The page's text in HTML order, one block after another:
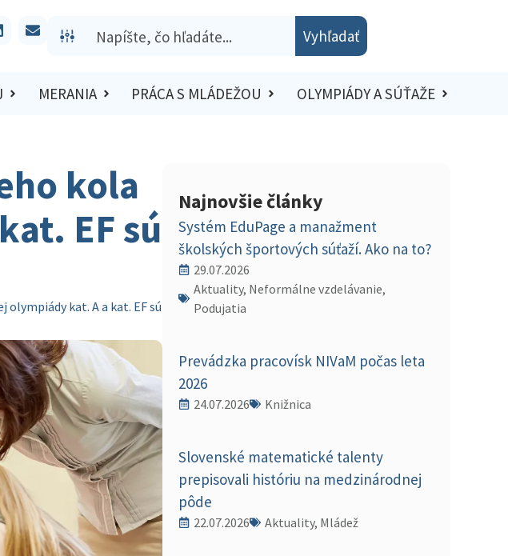
Vyhľadať
MERANIA PRÁCA S MLÁDEŽOU OLYMPIÁDY A SÚŤAŽE
kola
EF sú
kat. A a kat. EF sú
Najnovšie články
Systém EduPage a manažment
školských športových súťaží. Ako na to?
29.07.2026
Aktuality, Neformálne vzdelávanie,
Podujatia
Prevádzka pracovísk NIVaM počas leta
2026
24.07.2026 Knižnica
Slovenské matematické talenty
prepisovali históriu na medzinárodnej
pôde
22.07.2026 Aktuality, Mládež